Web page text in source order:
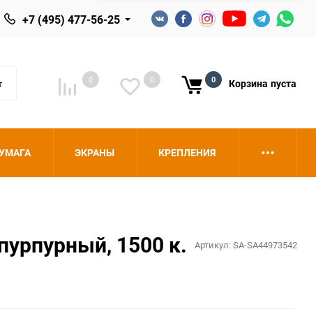
+7 (495) 477-56-25
0 0 0 Корзина пуста
ЭКРАНЫ КРЕПЛЕНИЯ
1500 к. Артикул:SA-SA44973542